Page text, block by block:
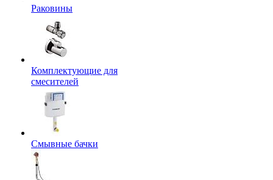
Раковины
Комплектующие для
смесителей
Смывные бачки